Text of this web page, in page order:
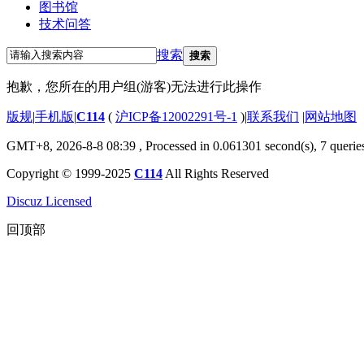
图书馆
技术问答
搜索 搜索
抱歉，您所在的用户组(游客)无法进行此操作
版规|手机版|C114 ( 沪ICP备12002291号-1 )|联系我们 |网站地图
GMT+8, 2026-8-8 08:39 , Processed in 0.061301 second(s), 7
Copyright © 1999-2025 C114 All Rights Reserved
Discuz Licensed
回顶部